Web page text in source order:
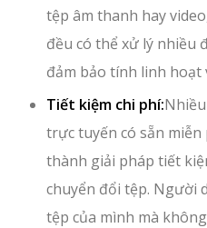
tệp âm thanh hay
đều có thể xử lý nhiều
đảm bảo tính linh hoạt
Tiết kiệm chi phí:
trực tuyến có sẵn
thành giải pháp tiết
chuyển đổi tệp. Người
tệp của mình mà